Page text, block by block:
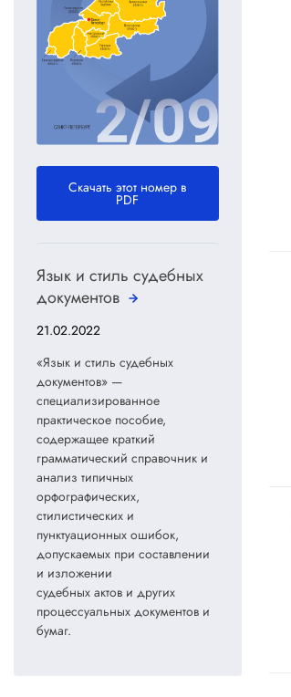
Скачать этот номер в
PDF
Язык и стиль судебных
документов
21.02.2022
«Язык и стиль судебных
документов» —
специализированное
практическое пособие,
содержащее краткий
грамматический справочник и
анализ типичных
орфографических,
стилистических и
пунктуационных ошибок,
допускаемых при составлении
и изложении
судебных актов и других
процессуальных документов и
бумаг.